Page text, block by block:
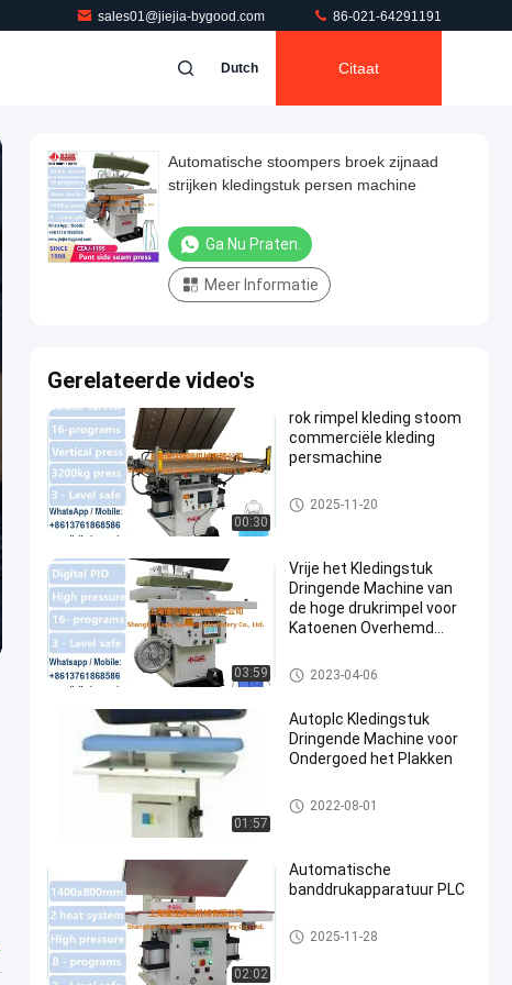
sales01@jiejia-bygood.com 86-021-64291191
Dutch Citaat
Automatische stoompers broek zijnaad
strijken kledingstuk persen machine
Ga Nu Praten.
Meer Informatie
Gerelateerde video's
00:30
rok rimpel kleding stoom
commerciële kleding
persmachine
Kledingstuk Dringende Machin
e
2025-11-20
03:59
Vrije het Kledingstuk
Dringende Machine van
de hoge drukrimpel voor
Katoenen Overhemd
Kledingstuk Dringende Machin
e
2023-04-06
01:57
Autoplc Kledingstuk
Dringende Machine voor
Ondergoed het Plakken
Kledingstuk Dringende Machin
e
2022-08-01
02:02
Automatische
banddrukapparatuur PLC
Kledingstuk Dringende Machin
e
2025-11-28